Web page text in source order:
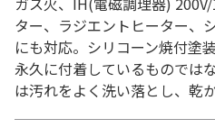
ター、ラジエントヒーター、
にも対応。シリコーン焼付塗
永久に付着しているものでは
は汚れをよく洗い落とし、乾